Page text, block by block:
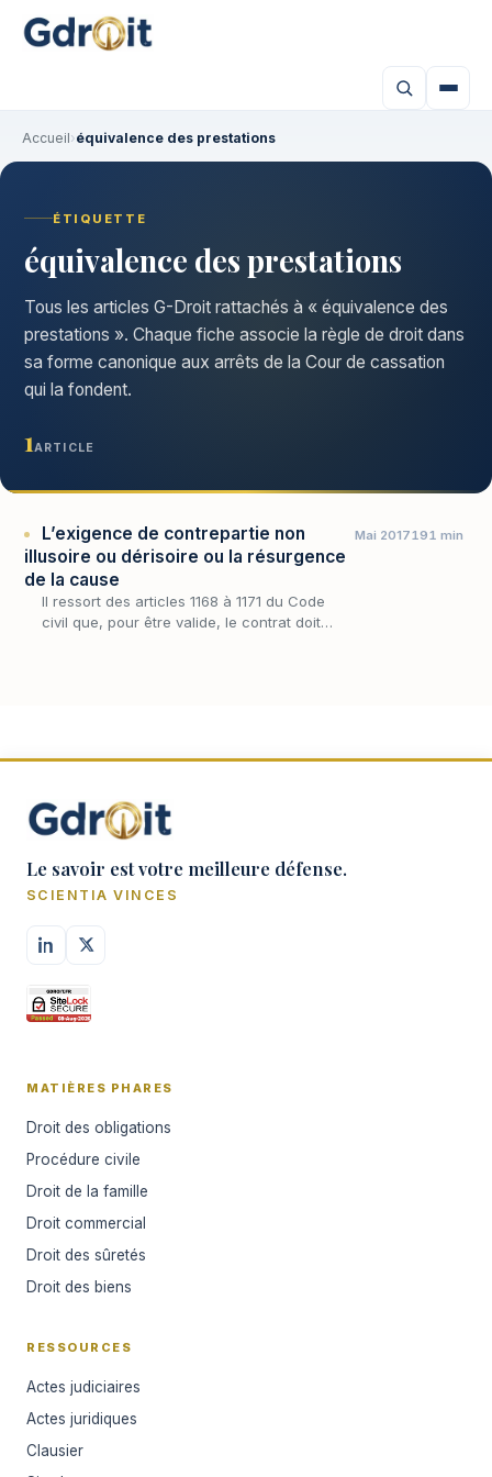
Accueil›équivalence des prestations
ÉTIQUETTE
équivalence des prestations
Tous les articles G-Droit rattachés à « équivalence des
prestations ». Chaque fiche associe la règle de droit dans
sa forme canonique aux arrêts de la Cour de cassation
qui la fondent.
1 ARTICLE
L’exigence de contrepartie non
illusoire ou dérisoire ou la résurgence
de la cause
Il ressort des articles 1168 à 1171 du Code
civil que, pour être valide, le contrat doit
Mai 2017191 min
Le savoir est votre meilleure défense.
SCIENTIA VINCES
MATIÈRES PHARES
Droit des obligations
Procédure civile
Droit de la famille
Droit commercial
Droit des sûretés
Droit des biens
RESSOURCES
Actes judiciaires
Actes juridiques
Clausier